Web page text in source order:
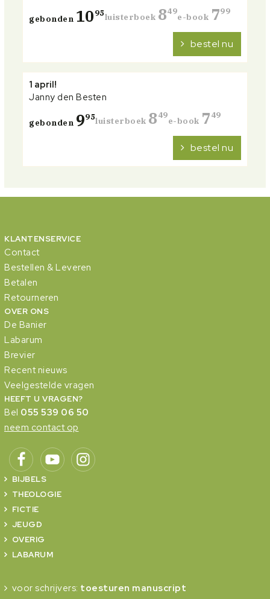
gebonden 1095luisterboek 849
e-book 799
bestel nu
1 april!
Janny den Besten
gebonden 995luisterboek 849
e-book 749
bestel nu
KLANTENSERVICE
Contact
Bestellen & Leveren
Betalen
Retourneren
OVER ONS
De Banier
Labarum
Brevier
Recent nieuws
Veelgestelde vragen
HEEFT U VRAGEN?
Bel 055 539 06 50
neem contact op
BIJBELS
THEOLOGIE
FICTIE
JEUGD
OVERIG
LABARUM
voor schrijvers: toesturen manuscript